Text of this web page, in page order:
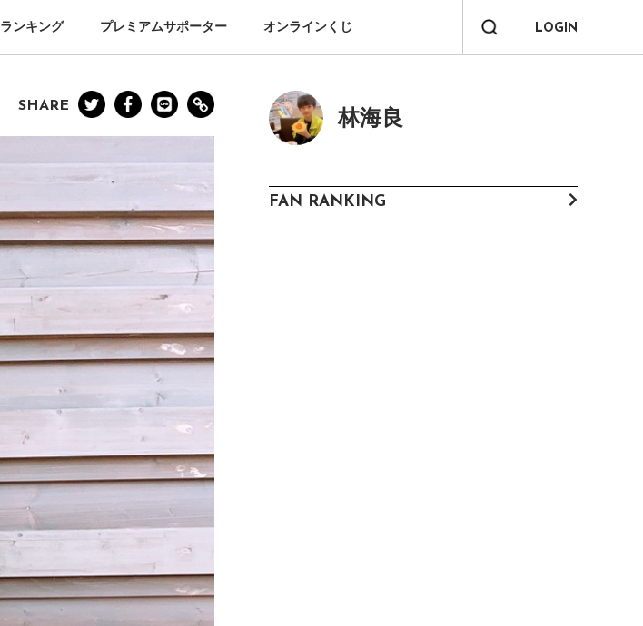
LOGIN
ランキング プレミアムサポーター オンラインくじ
SHARE 林海良
FAN RANKING